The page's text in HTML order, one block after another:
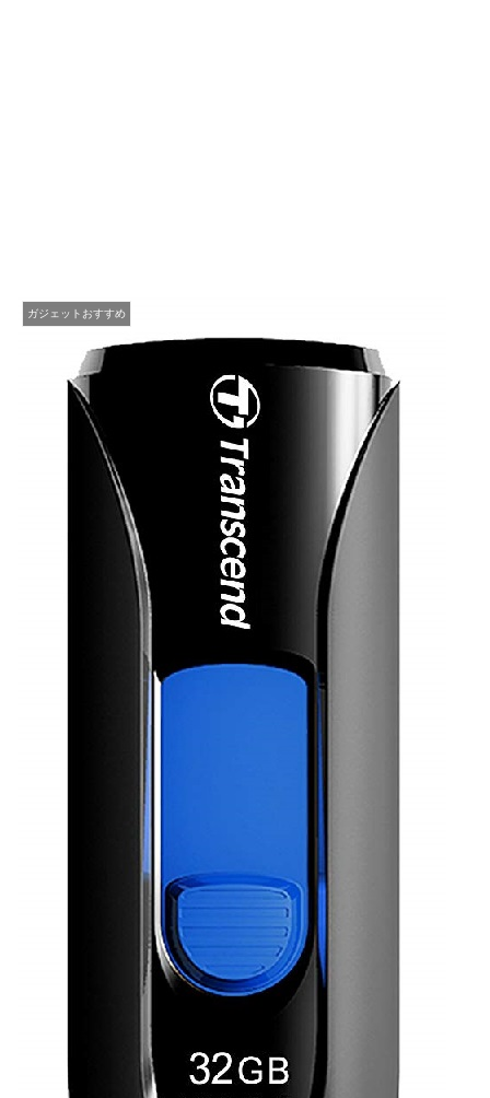
ガジェットおすすめ